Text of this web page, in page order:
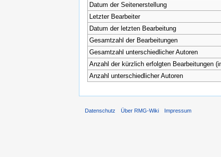
Datum der Seitenerstellung
Letzter Bearbeiter
Datum der letzten Bearbeitung
Gesamtzahl der Bearbeitungen
Gesamtzahl unterschiedlicher Autoren
Anzahl der kürzlich erfolgten Bearbeitungen
Anzahl unterschiedlicher Autoren
Datenschutz Über RMG-Wiki Impressum